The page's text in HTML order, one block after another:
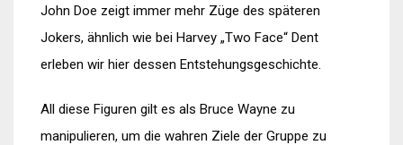
John Doe zeigt immer mehr Züge des späteren
Jokers, ähnlich wie bei Harvey „Two Face“ Dent
erleben wir hier dessen Entstehungsgeschichte.
All diese Figuren gilt es als Bruce Wayne zu
manipulieren, um die wahren Ziele der Gruppe zu